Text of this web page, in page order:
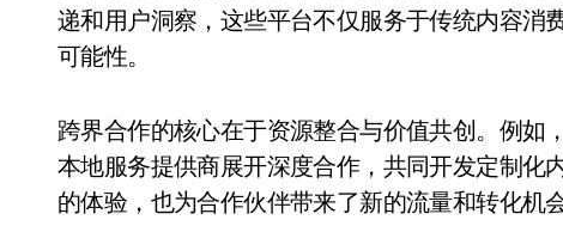
递和用户洞察，这些平台不仅服务于传统内容消
可能性。
跨界合作的核心在于资源整合与价值共创。例如
本地服务提供商展开深度合作，共同开发定制化
的体验，也为合作伙伴带来了新的流量和转化机会